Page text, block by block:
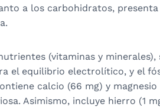
a los carbohidratos,
(vitaminas y minerales),
el equilibrio electrolítico, y el
calcio (66 mg) y
Asimismo, incluye hierro (1